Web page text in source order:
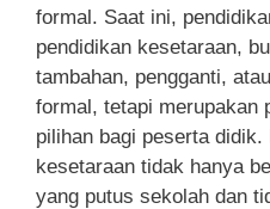
formal. Saat ini,
pendidikan kesetaraan,
tambahan, pengganti,
formal, tetapi merupakan
pilihan bagi peserta
kesetaraan tidak hanya
yang putus sekolah dan